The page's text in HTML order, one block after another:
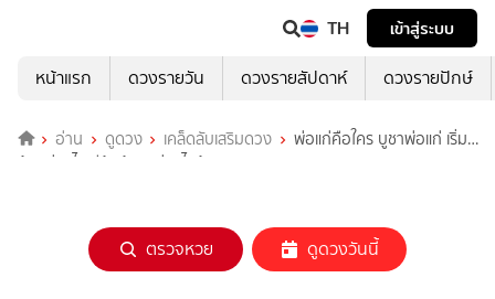
TH
เข้าสู่ระบบ
หน้าแรก
ดวงรายวัน ดวงรายสัปดาห์ ดวงรายปักษ์
อ่าน ดูดวง เคล็ดลับเสริมดวง
พ่อแก่คือใคร บูชาพ่อแก่ เริ่ม
ต้นอย่างไร มีข้อห้ามอย่างไรบ้าง
ตรวจหวย ดูดวงวันนี้